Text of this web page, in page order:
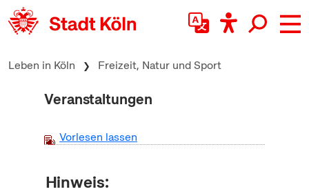
zum Inhalt springen
Leben in Köln Freizeit, Natur und Sport
Veranstaltungen
Vorlesen lassen
Hinweis: